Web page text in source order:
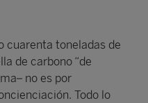
cuarenta toneladas de
de carbono “de
no es por
Todo lo